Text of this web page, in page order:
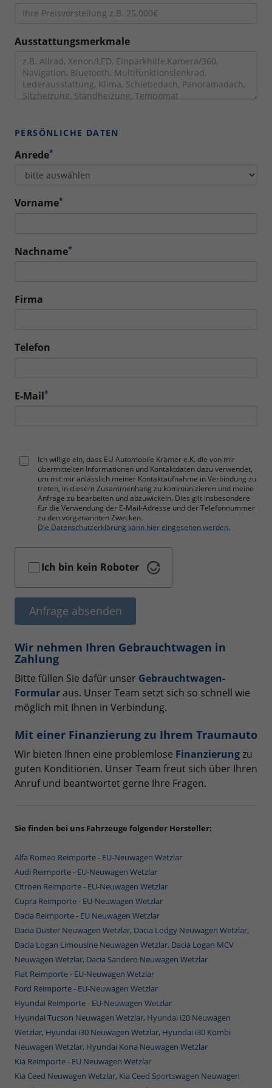
Ausstattungsmerkmale
PERSÖNLICHE DATEN
Anrede*
Vorname*
Nachname*
Firma
Telefon
E-Mail*
Ich willige ein, dass EU Automobile Krämer e.K. die von mir
übermittelten Informationen und Kontaktdaten dazu verwendet,
um mit mir anlässlich meiner Kontaktaufnahme in Verbindung zu
treten, in diesem Zusammenhang zu kommunizieren und meine
Anfrage zu bearbeiten und abzuwickeln. Dies gilt insbesondere
für die Verwendung der E-Mail-Adresse und der Telefonnummer
zu den vorgenannten Zwecken.
Die Datenschutzerklärung kann hier eingesehen werden.
Ich bin kein Roboter
Anfrage absenden
Wir nehmen Ihren Gebrauchtwagen in
Zahlung
Bitte füllen Sie dafür unser Gebrauchtwagen-
Formular aus. Unser Team setzt sich so schnell wie
möglich mit Ihnen in Verbindung.
Mit einer Finanzierung zu Ihrem Traumauto
Wir bieten Ihnen eine problemlose Finanzierungzu
guten Konditionen. Unser Team freut sich über Ihren
Anruf und beantwortet gerne Ihre Fragen.
Sie finden bei uns Fahrzeuge folgender Hersteller:
Alfa Romeo Reimporte - EU-Neuwagen Wetzlar
Audi Reimporte - EU-Neuwagen Wetzlar
Citroen Reimporte - EU-Neuwagen Wetzlar
Cupra Reimporte - EU-Neuwagen Wetzlar
Dacia Reimporte - EU Neuwagen Wetzlar
Dacia Duster Neuwagen Wetzlar, Dacia Lodgy Neuwagen Wetzlar,
Dacia Logan Limousine Neuwagen Wetzlar, Dacia Logan MCV
Neuwagen Wetzlar, Dacia Sandero Neuwagen Wetzlar
Fiat Reimporte - EU-Neuwagen Wetzlar
Ford Reimporte - EU-Neuwagen Wetzlar
Hyundai Reimporte - EU-Neuwagen Wetzlar
Hyundai Tucson Neuwagen Wetzlar, Hyundai i20 Neuwagen
Wetzlar, Hyundai i30 Neuwagen Wetzlar, Hyundai i30 Kombi
Neuwagen Wetzlar, Hyundai Kona Neuwagen Wetzlar
Kia Reimporte - EU Neuwagen Wetzlar
Kia Ceed Neuwagen Wetzlar, Kia Ceed Sportswagen Neuwagen